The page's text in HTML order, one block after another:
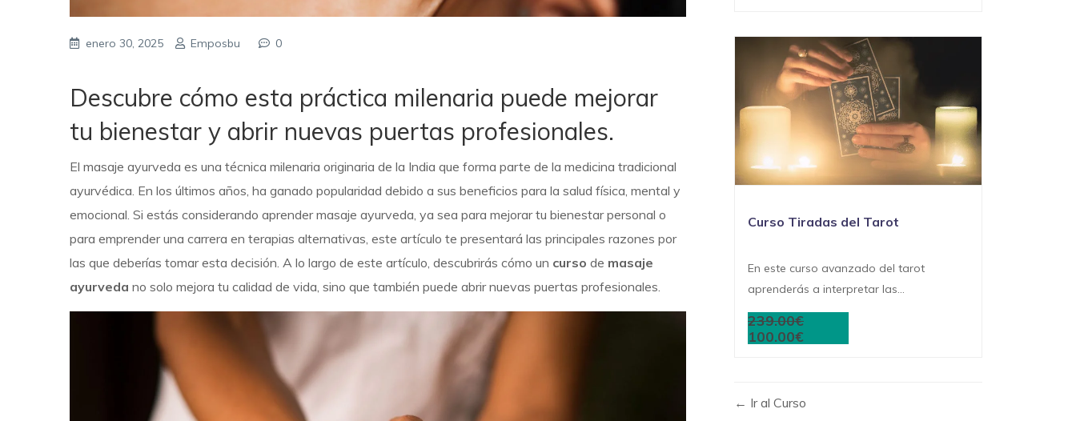
enero 30, 2025 Emposbu 0
Descubre cómo esta práctica milenaria puede mejorar
tu bienestar y abrir nuevas puertas profesionales.
El masaje ayurveda es una técnica milenaria originaria de la India que forma parte de la medicina tradicional
ayurvédica. En los últimos años, ha ganado popularidad debido a sus beneficios para la salud física, mental y
emocional. Si estás considerando aprender masaje ayurveda, ya sea para mejorar tu bienestar personal o
para emprender una carrera en terapias alternativas, este artículo te presentará las principales razones por
las que deberías tomar esta decisión. A lo largo de este artículo, descubrirás cómo un curso de masaje
ayurveda no solo mejora tu calidad de vida, sino que también puede abrir nuevas puertas profesionales.
Curso Tiradas del Tarot
En este curso avanzado del tarot
aprenderás a interpretar las...
239.00€
100.00€
Ir al Curso